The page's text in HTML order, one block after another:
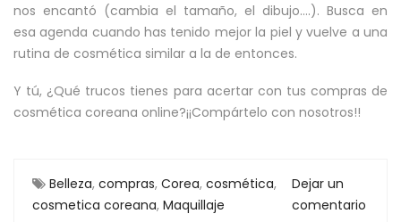
nos encantó (cambia el tamaño, el dibujo….). Busca en
esa agenda cuando has tenido mejor la piel y vuelve a una
rutina de cosmética similar a la de entonces.
Y tú, ¿Qué trucos tienes para acertar con tus compras de
cosmética coreana online?¡¡Compártelo con nosotros!!
Belleza, compras, Corea, cosmética,
cosmetica coreana, Maquillaje
Dejar un
comentario